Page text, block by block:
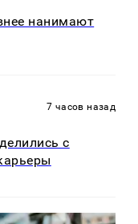
нанимают
7 часов назад
с